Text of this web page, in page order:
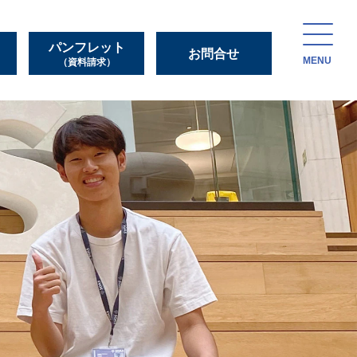
パンフレット
（資料請求）
お問合せ
MENU